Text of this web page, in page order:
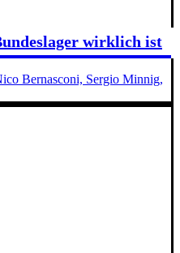
wirklich ist
Bernasconi, Sergio Minnig,